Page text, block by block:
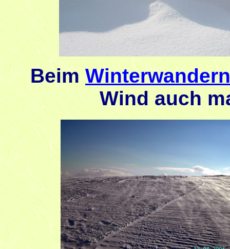
Beim Winterwandern
Wind auch